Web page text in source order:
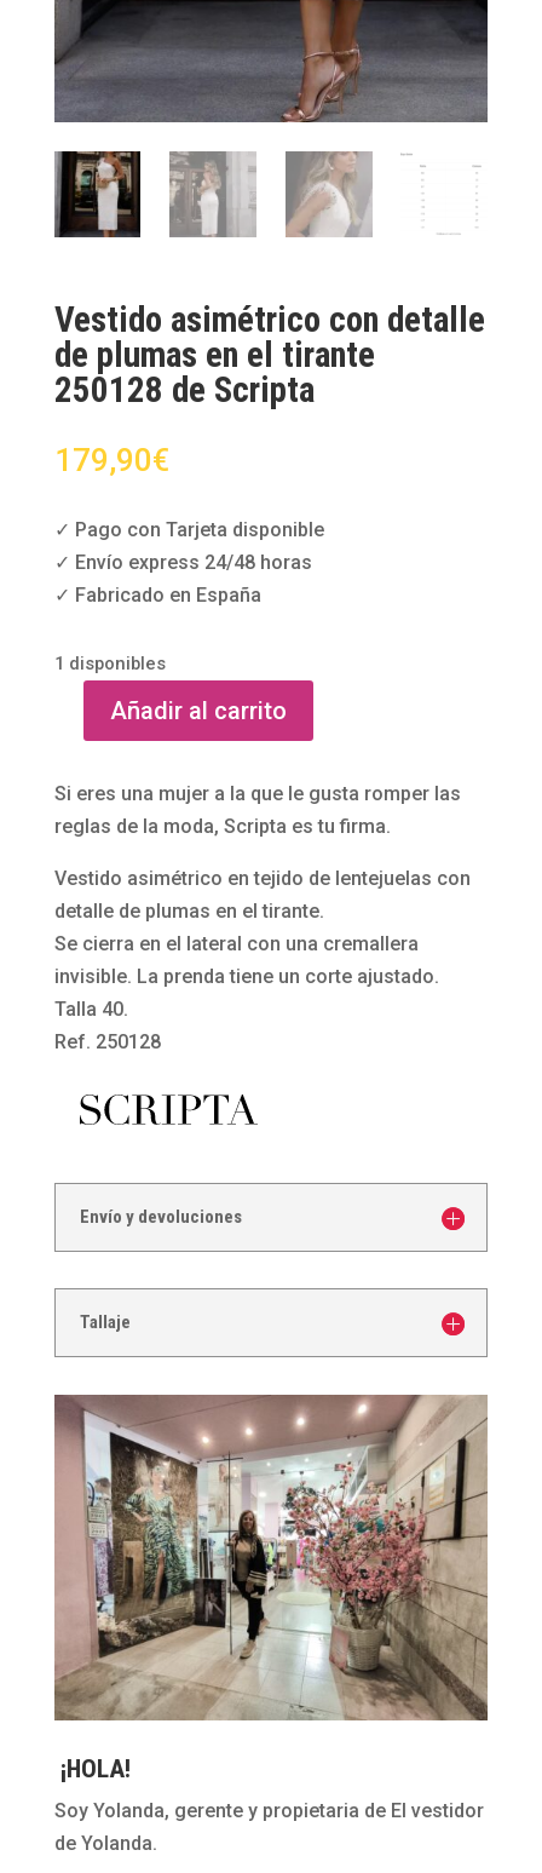
Vestido asimétrico con detalle
de plumas en el tirante
250128 de Scripta
179,90€
✓ Pago con Tarjeta disponible
✓ Envío express 24/48 horas
✓ Fabricado en España
1 disponibles
Vestido
con
detalle
plumas
en
el
tirante
250128
de
cantidad
Añadir al carrito
Si eres una mujer a la que le gusta romper las
reglas de la moda, Scripta es tu firma.
Vestido asimétrico en tejido de lentejuelas con
detalle de plumas en el tirante.
Se cierra en el lateral con una cremallera
invisible. La prenda tiene un corte ajustado.
Talla 40.
Ref. 250128
Envío y devoluciones
Tallaje
¡HOLA!
Soy Yolanda, gerente y propietaria de El vestidor
de Yolanda.